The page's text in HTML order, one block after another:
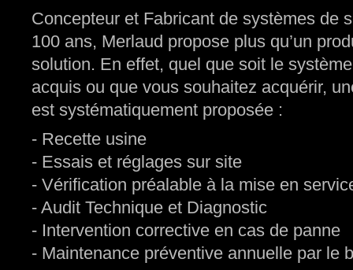
Concepteur et Fabricant de systèmes de
100 ans, Merlaud propose plus qu’un
solution. En effet, quel que soit le
acquis ou que vous souhaitez acquérir,
est systématiquement proposée :
- Recette usine
- Essais et réglages sur site
- Vérification préalable à la mise en
- Audit Technique et Diagnostic
- Intervention corrective en cas de panne
- Maintenance préventive annuelle par le